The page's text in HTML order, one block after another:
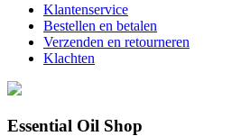
Klantenservice
Bestellen en betalen
Verzenden en retourneren
Klachten
Essential Oil Shop